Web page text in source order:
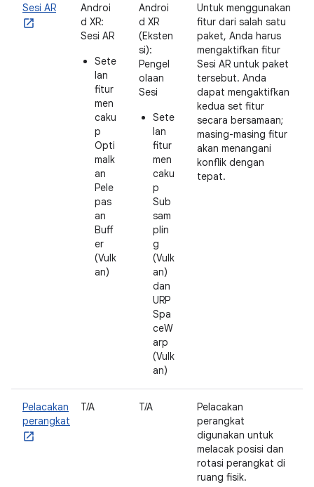
Sesi AR
Androi
d XR:
Sesi AR
Sete
lan
fitur
men
caku
p
Opti
malk
an
Pele
pas
an
Buff
er
(Vulk
an)
Androi
d XR
(Eksten
si):
Pengel
olaan
Sesi
Sete
lan
fitur
men
caku
p
Sub
sam
plin
g
(Vulk
an)
dan
URP
Spa
ceW
arp
(Vulk
an)
Untuk menggunakan
fitur dari salah satu
paket, Anda harus
mengaktifkan fitur
Sesi AR untuk paket
tersebut. Anda
dapat mengaktifkan
kedua set fitur
secara bersamaan;
masing-masing fitur
akan menangani
konflik dengan
tepat.
Pelacakan
perangkat
T/A T/A
Pelacakan
perangkat
digunakan untuk
melacak posisi dan
rotasi perangkat di
ruang fisik.